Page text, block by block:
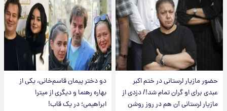
حضور مازیار لرستانی در ختم اکبر
عبدی برای او گران تمام شد!/ دزدی از
مازیار لرستانی آن هم در روز روشن
دو دختر پیمان قاسم‌خانی، یکی از
بهاره رهنما و دیگری از میترا
ابراهیمی؛ در یک قاب!